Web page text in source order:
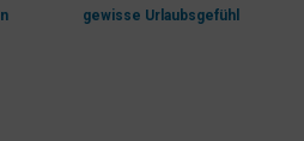
gewisse Urlaubsgefühl